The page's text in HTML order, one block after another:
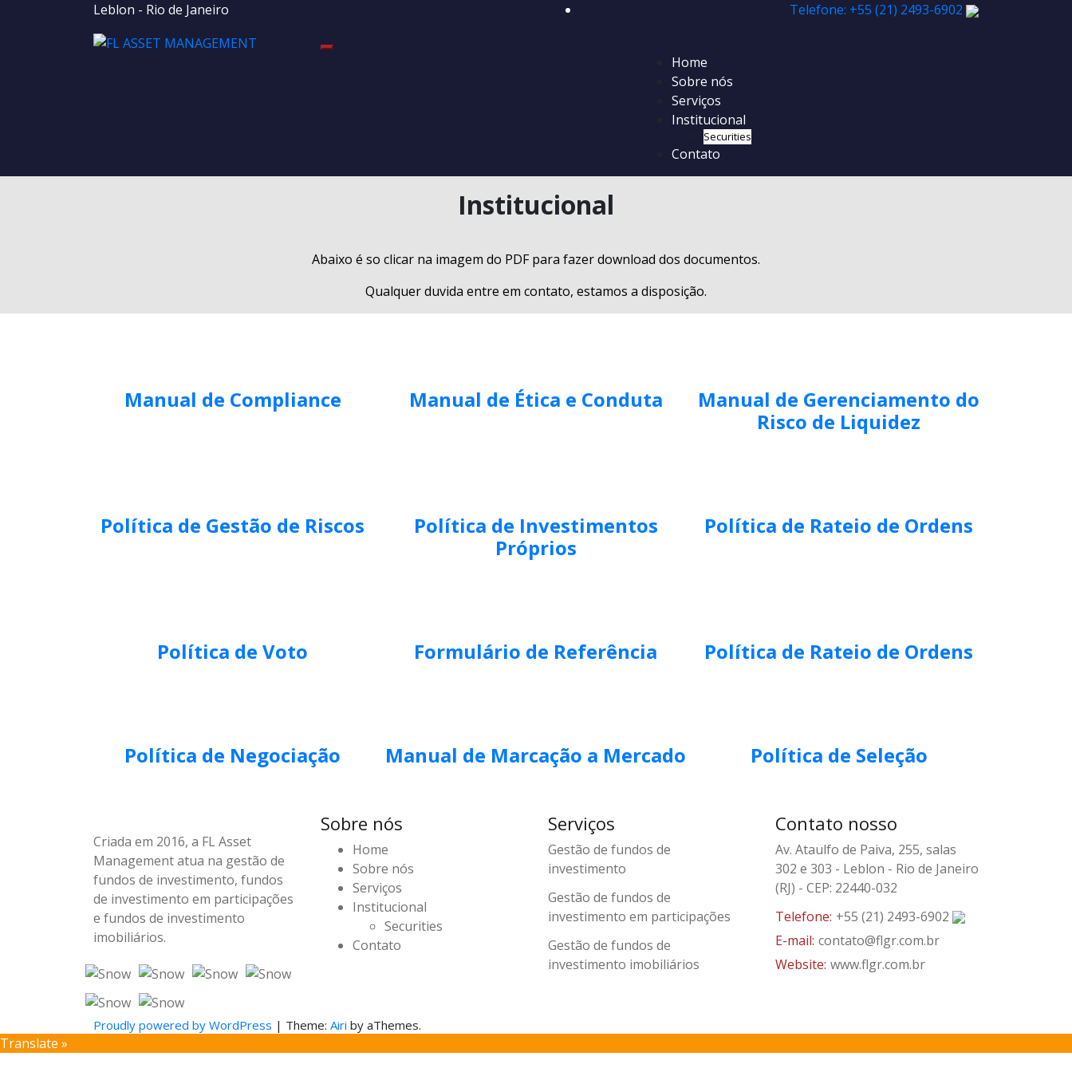
Leblon - Rio de Janeiro Telefone: +55 (21) 2493-6902
Home
Sobre nós
Serviços
Institucional
Securities
Contato
Institucional
Abaixo é so clicar na imagem do PDF para fazer download dos documentos.
Qualquer duvida entre em contato, estamos a disposição.
Manual de Compliance Manual de Ética e Conduta
Manual de Gerenciamento do
Risco de Liquidez
Política de Gestão de Riscos
Política de Investimentos
Próprios
Política de Rateio de Ordens
Política de Voto Formulário de Referência Política de Rateio de Ordens
Política de Negociação Manual de Marcação a Mercado Política de Seleção
Criada em 2016, a FL Asset
Management atua na gestão de
fundos de investimento, fundos
de investimento em participações
e fundos de investimento
imobiliários.
Sobre nós
Home
Sobre nós
Serviços
Institucional
Securities
Contato
Serviços
Gestão de fundos de
investimento
Gestão de fundos de
investimento em participações
Gestão de fundos de
investimento imobiliários
Contato nosso
Av. Ataulfo de Paiva, 255, salas
302 e 303 - Leblon - Rio de Janeiro
(RJ) - CEP: 22440-032
Telefone: +55 (21) 2493-6902
E-mail: contato@flgr.com.br
Website: www.flgr.com.br
Proudly powered by WordPress | Theme: Airi by aThemes.
Translate »